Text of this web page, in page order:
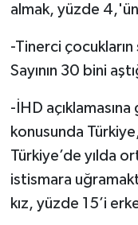
almak, yüzde
-Tinerci çocukların
Sayının 30 bini
-İHD
konusunda
Türkiye’de yılda
istismara
kız, yüzde 15’i